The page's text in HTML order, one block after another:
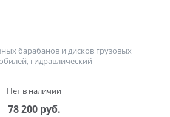
барабанов и дисков грузовых
гидравлический
Нет в наличии
78 200 руб.